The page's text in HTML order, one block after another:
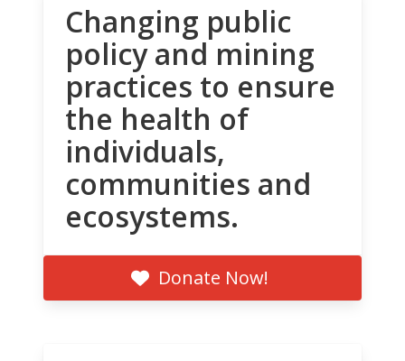
Changing public
policy and mining
practices to ensure
the health of
individuals,
communities and
ecosystems.
Donate Now!